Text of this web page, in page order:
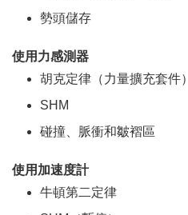
勢頭儲存
使用力感測器
胡克定律（力量擴充套件）
SHM
碰撞、脈衝和皺褶區
使用加速度計
牛頓第二定律